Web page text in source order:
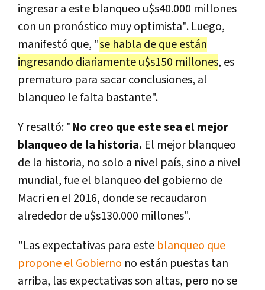
ingresar a este blanqueo u$s40.000 millones
con un pronóstico muy optimista". Luego,
manifestó que, "se habla de que están
ingresando diariamente u$s150 millones, es
prematuro para sacar conclusiones, al
blanqueo le falta bastante".
Y resaltó: "No creo que este sea el mejor
blanqueo de la historia. El mejor blanqueo
de la historia, no solo a nivel país, sino a nivel
mundial, fue el blanqueo del gobierno de
Macri en el 2016, donde se recaudaron
alrededor de u$s130.000 millones".
"Las expectativas para este blanqueo que
propone el Gobierno no están puestas tan
arriba, las expectativas son altas, pero no se